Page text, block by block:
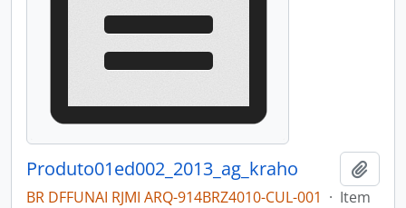
Produto01ed002_2013_ag_kraho
BR DFFUNAI RJMI ARQ-914BRZ4010-CUL-001 · Item